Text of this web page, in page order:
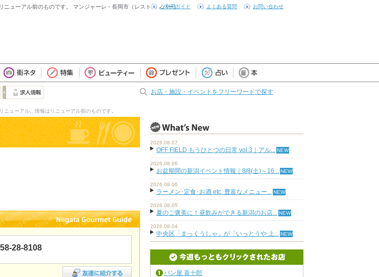
ューアル前のものです。 マンジャーレ - 長岡市（レストランバー）
ご利用ガイド よくある質問 お問い合わせ
お店・施設・イベントをフリーワードで探す
ューアル。情報はリニューアル前のものです。
28-8108
2026.08.07
OFF FIELD もうひとつの日常 vol.3｜アル...
2026.08.06
お盆期間の新潟イベント情報｜8/8(土)～16...
2026.08.06
ラーメン･定食･お酒 etc. 豊富なメニュー...
2026.08.05
夏のご褒美に！昼飲みができる新潟のお店...
2026.08.04
中央区「まっくうしゃ」が「いっとうや 上...
パン屋 喜十郎